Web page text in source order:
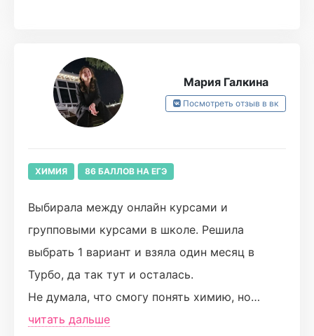
точно понял.
Мария Галкина
Посмотреть отзыв в вк
ХИМИЯ 86 БАЛЛОВ НА ЕГЭ
Выбирала между онлайн курсами и
групповыми курсами в школе. Решила
выбрать 1 вариант и взяла один месяц в
Турбо, да так тут и осталась.
Не думала, что смогу понять химию, но
благодаря Лёше всё получилось!
читать дальше